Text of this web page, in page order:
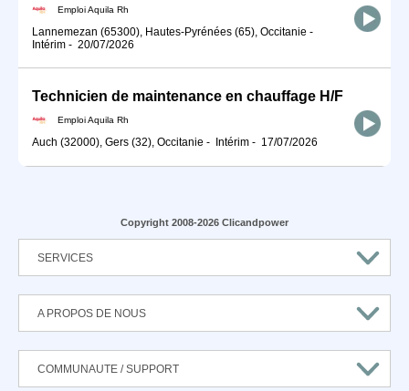
Emploi Aquila Rh
Lannemezan (65300), Hautes-Pyrénées (65), Occitanie -
Intérim - 20/07/2026
Technicien de maintenance en chauffage H/F
Emploi Aquila Rh
Auch (32000), Gers (32), Occitanie - Intérim - 17/07/2026
Copyright 2008-2026 Clicandpower
SERVICES
A PROPOS DE NOUS
COMMUNAUTE / SUPPORT